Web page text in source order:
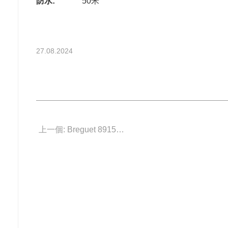
27.08.2024
上一個: Breguet 8915BB/5D/964/D0